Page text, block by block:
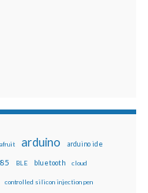
arduino arduino ide
BLE bluetooth cloud
controlled silicon injection pen